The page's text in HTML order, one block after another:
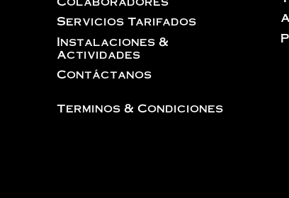
Servicios Tarifados
Instalaciones &
Actividades
Contáctanos
Terminos & Condiciones